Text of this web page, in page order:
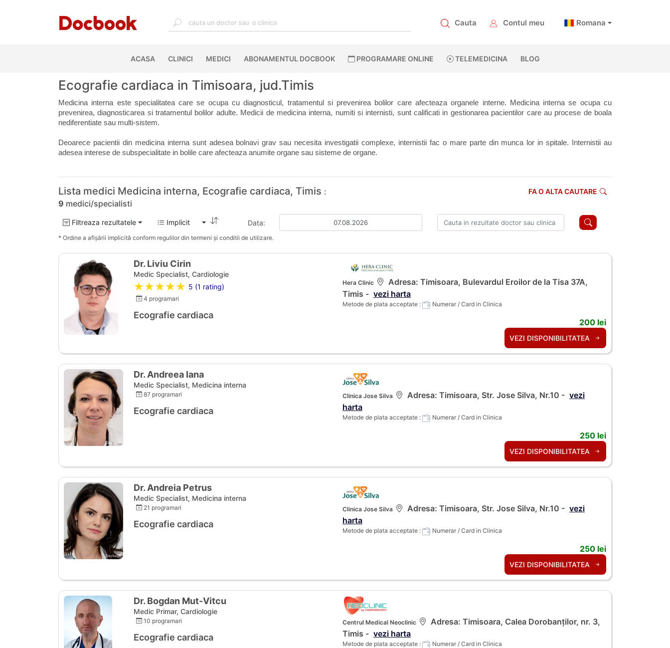
Cauta Contul meu Romana
ACASA(CURRENT)
CLINICI MEDICI ABONAMENTUL DOCBOOK PROGRAMARE ONLINE TELEMEDICINA BLOG
Ecografie cardiaca in Timisoara, jud.Timis
Medicina interna este specialitatea care se ocupa cu diagnosticul, tratamentul si prevenirea bolilor care afecteaza organele interne. Medicina interna se ocupa cu
prevenirea, diagnosticarea si tratamentul bolilor adulte. Medicii de medicina interna, numiti si internisti, sunt calificati in gestionarea pacientilor care au procese de boala
nediferentiate sau multi-sistem.
Deoarece pacientii din medicina interna sunt adesea bolnavi grav sau necesita investigatii complexe, internistii fac o mare parte din munca lor in spitale. Internistii au
adesea interese de subspecialitate in bolile care afecteaza anumite organe sau sisteme de organe.
Lista medici Medicina interna, Ecografie cardiaca, Timis :
9 medici/specialisti
FA O ALTA CAUTARE
Filtreaza rezultatele Implicit Data:
* Ordine a afișării implicită conform regulilor din termeni și conditii de utilizare.
Dr. Liviu Cirin
Medic Specialist, Cardiologie
★★★★★ 5 (1 rating)
4 programari
Ecografie cardiaca
Hera Clinic
Adresa: Timisoara, Bulevardul Eroilor de la Tisa 37A,
Timis - vezi harta
Metode de plata acceptate : Numerar / Card in Clinica
200 lei
VEZI DISPONIBILITATEA
Dr. Andreea Iana
Medic Specialist, Medicina interna
87 programari
Ecografie cardiaca
Clinica Jose Silva Adresa: Timisoara, Str. Jose Silva, Nr.10 - vezi
harta
Metode de plata acceptate : Numerar / Card in Clinica
250 lei
VEZI DISPONIBILITATEA
Dr. Andreia Petrus
Medic Specialist, Medicina interna
21 programari
Ecografie cardiaca
Clinica Jose Silva Adresa: Timisoara, Str. Jose Silva, Nr.10 - vezi
harta
Metode de plata acceptate : Numerar / Card in Clinica
250 lei
VEZI DISPONIBILITATEA
Dr. Bogdan Mut-Vitcu
Medic Primar, Cardiologie
10 programari
Ecografie cardiaca
Centrul Medical Neoclinic
Adresa: Timisoara, Calea Dorobanților, nr. 3,
Timis - vezi harta
Metode de plata acceptate : Numerar / Card in Clinica